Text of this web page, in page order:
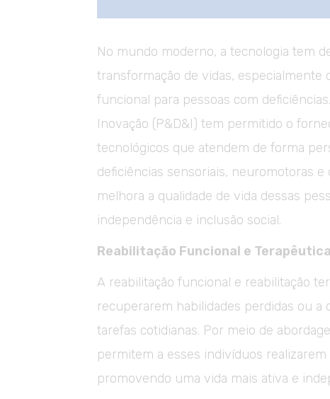
No mundo moderno, a tecnologia tem
transformação de vidas, especialmente
funcional para pessoas com
Inovação (P&D&I) tem permitido o
tecnológicos que atendem de forma
deficiências sensoriais, neuromotoras e
melhora a qualidade de vida dessas
independência e inclusão social.
Reabilitação Funcional e Terapêutica
A reabilitação funcional e reabilitação
recuperarem habilidades perdidas ou
tarefas cotidianas. Por meio de
permitem a esses indivíduos
promovendo uma vida mais ativa e